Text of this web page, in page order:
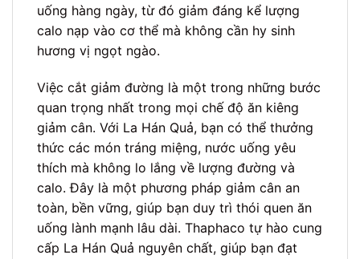
uống hàng ngày, từ đó giảm đáng kể lượng
calo nạp vào cơ thể mà không cần hy sinh
hương vị ngọt ngào.
Việc cắt giảm đường là một trong những bước
quan trọng nhất trong mọi chế độ ăn kiêng
giảm cân. Với La Hán Quả, bạn có thể thưởng
thức các món tráng miệng, nước uống yêu
thích mà không lo lắng về lượng đường và
calo. Đây là một phương pháp giảm cân an
toàn, bền vững, giúp bạn duy trì thói quen ăn
uống lành mạnh lâu dài. Thaphaco tự hào cung
cấp La Hán Quả nguyên chất, giúp bạn đạt